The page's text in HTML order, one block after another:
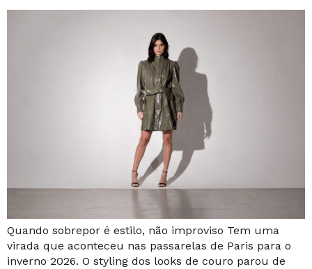
Quando sobrepor é estilo, não improviso Tem uma
virada que aconteceu nas passarelas de Paris para o
inverno 2026. O styling dos looks de couro parou de